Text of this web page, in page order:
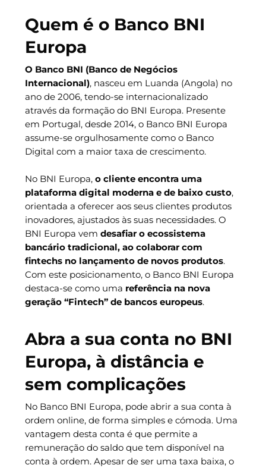
Quem é o Banco BNI
Europa
O Banco BNI (Banco de Negócios
Internacional), nasceu em Luanda (Angola) no
ano de 2006, tendo-se internacionalizado
através da formação do BNI Europa. Presente
em Portugal, desde 2014, o Banco BNI Europa
assume-se orgulhosamente como o Banco
Digital com a maior taxa de crescimento.
No BNI Europa, o cliente encontra uma
plataforma digital moderna e de baixo custo,
orientada a oferecer aos seus clientes produtos
inovadores, ajustados às suas necessidades. O
BNI Europa vem desafiar o ecossistema
bancário tradicional, ao colaborar com
fintechs no lançamento de novos produtos.
Com este posicionamento, o Banco BNI Europa
destaca-se como uma referência na nova
geração “Fintech” de bancos europeus.
Abra a sua conta no BNI
Europa, à distância e
sem complicações
No Banco BNI Europa, pode abrir a sua conta à
ordem online, de forma simples e cómoda. Uma
vantagem desta conta é que permite a
remuneração do saldo que tem disponível na
conta à ordem. Apesar de ser uma taxa baixa, o